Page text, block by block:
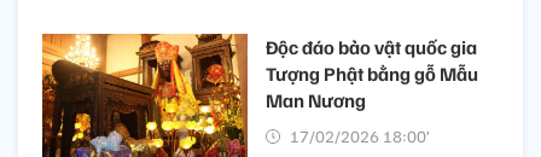
Độc đáo bảo vật quốc gia
Tượng Phật bằng gỗ Mẫu
Man Nương
17/02/2026 18:00’